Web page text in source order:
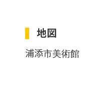
地図
浦添市美術館